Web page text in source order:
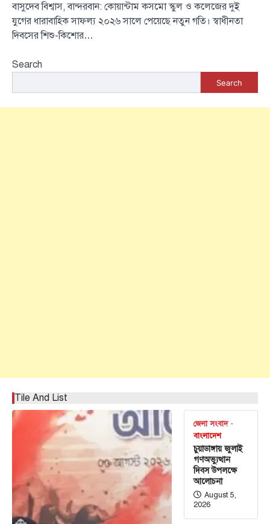
বাসুদেব বিশ্বাস, বান্দরবান: কোয়ান্টাম কসমো স্কুল ও কলেজের দুই
যুগের ধারাবাহিক সাফল্য ২০২৬ সালে পেয়েছে নতুন গতি। স্বাধীনতা
দিবসের শিশু-কিশোর…
Search
Search
Tile And List
জেলা সংবাদ
বাংলাদেশ
চুয়াডাঙ্গায় জুলাই
গণঅভ্যুত্থান
দিবস উপলক্ষে
আলোচনা
August 5,
2026